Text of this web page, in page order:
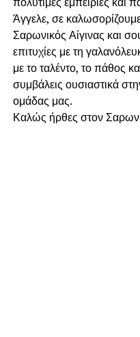
Άγγελε, σε
Σαρωνικός Αίγινας και
επιτυχίες με τη
με το ταλέντο, το πάθος
συμβάλεις ουσιαστικά
ομάδας μας.
Καλώς ήρθες στον